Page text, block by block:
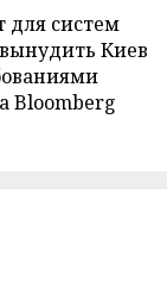
для систем
Киев
Bloomberg